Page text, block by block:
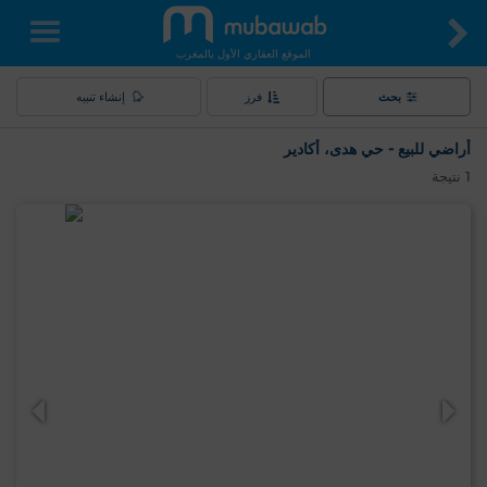
الموقع العقاري الأول بالمغرب
بحث فرز إنشاء تنبيه
أراضي للبيع - حي هدى، أكادير
1 نتيجة